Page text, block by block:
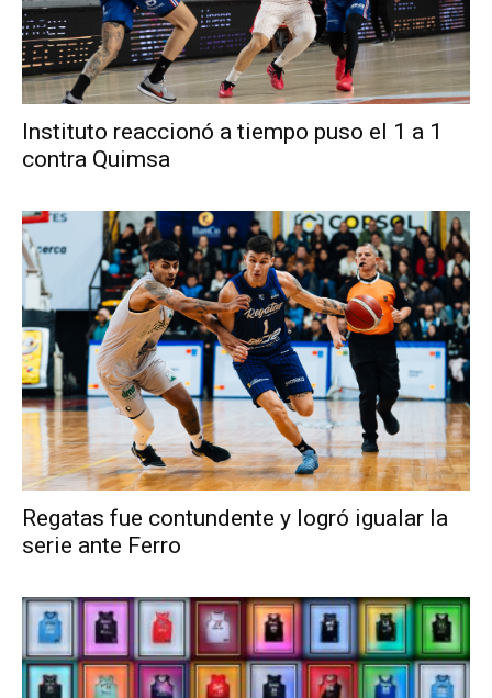
Instituto reaccionó a tiempo puso el 1 a 1
contra Quimsa
Regatas fue contundente y logró igualar la
serie ante Ferro